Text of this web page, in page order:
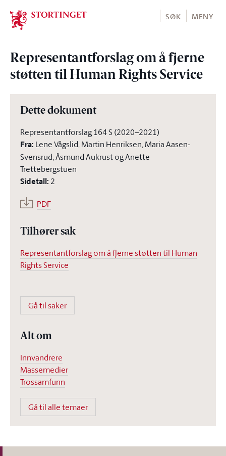
Stortinget.no
SØK MENY
Representantforslag om å fjerne
støtten til Human Rights Service
Dette dokument
Representantforslag 164 S (2020–2021)
Fra: Lene Vågslid, Martin Henriksen, Maria Aasen-
Svensrud, Åsmund Aukrust og Anette
Trettebergstuen
Sidetall: 2
PDF
Tilhører sak
Representantforslag om å fjerne støtten til Human
Rights Service
Gå til saker
Alt om
Innvandrere
Massemedier
Trossamfunn
Gå til alle temaer